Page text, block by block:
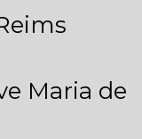
Maria de